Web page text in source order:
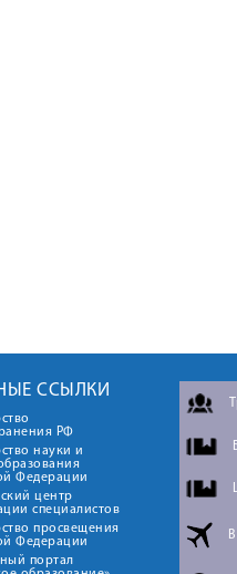
ССЫЛКИ
РФ
науки и
Федерации
центр
специалистов
просвещения
Федерации
портал